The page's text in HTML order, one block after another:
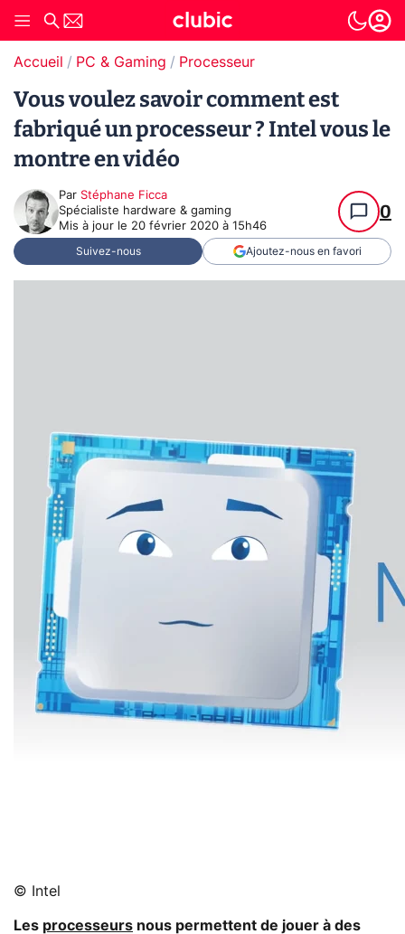
Accueil PC & Gaming Processeur
Vous voulez savoir comment est
fabriqué un processeur ? Intel vous le
montre en vidéo
Par Stéphane Ficca
Spécialiste hardware & gaming
Mis à jour le 20 février 2020 à 15h46
0
Suivez-nous Ajoutez-nous en favori
© Intel
Les processeurs nous permettent de jouer à des